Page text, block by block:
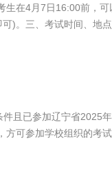
行修改志愿信息。二、准考证
)。三、考试时间、地
且已参加辽宁省
可参加学校组织的考